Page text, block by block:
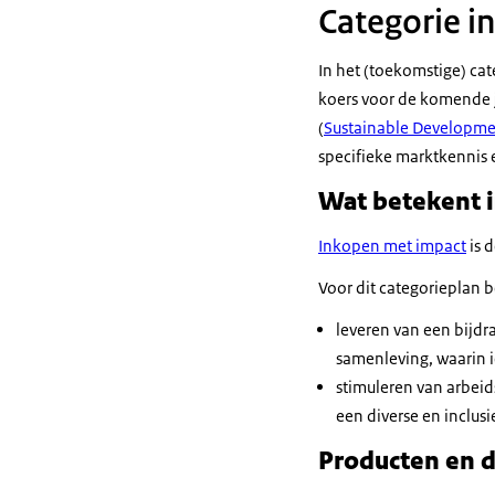
Categorie
In het (toekomstige)
koers voor de
(Sustainable
specifieke marktkennis
Wat betekent
Inkopen met impact is
Voor dit categorieplan
leveren van een
samenleving, waarin
stimuleren van
een diverse en
Producten en